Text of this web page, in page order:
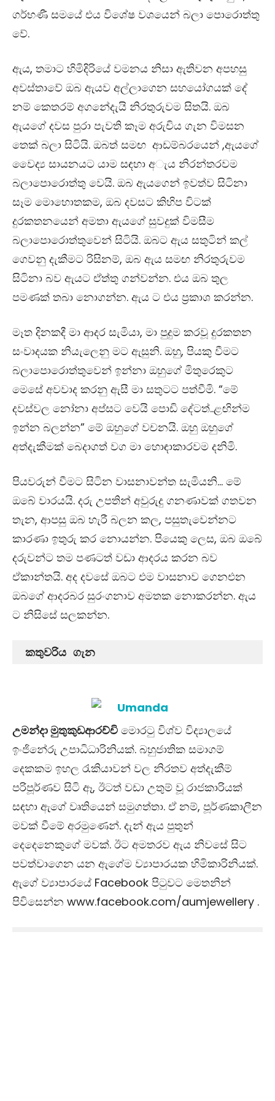
ගර්භණී සමයේ එය විශේෂ වශයෙන් බලා පොරොත්තු
වේ.
ඇය, තමාට හිමිදිරියේ වමනය නිසා ඇතිවන අපහසු
අවස්තාවේ ඔබ ඇයව අල්ලාගෙන සහයෝගයක් දේ
නම් කෙතරම් අගනේදැයි නිරතුරුවම සිතයි. ඔබ​
ඇයගේ දවස පුරා පැවති කෑම අරුචිය ගැන විමසන
තෙක් බලා සිටියි. ඔබත් සමඟ ආඩම්බරයෙන් ,ඇයගේ
වෛද්‍ය සායනයට යාම සඳහා අැය නිරන්තරවම
බලාපොරොත්තු වෙයි. ඔබ ඇයගෙන් ඉවත්ව සිටිනා
සෑම මොහොතකම​, ඔබ දවසට කිහිප විටක්
දුරකතනයෙන් අමතා ඇයගේ සුවදුක් විමසීම
බලාපොරොත්තුවෙන් සිටියි. ඔබට ඇය සතුටින් කල්
ගෙවනු දැකීමට රිසිනම්, ඔබ ඇය සමඟ නිරතුරුවම
සිටිනා බව ඇයට ඒත්තු ගන්වන්න​. එය ඔබ තුල
පමණක් තබා නොගන්න​. ඇය ට එය ප්‍රකාශ කරන්න​.
මෑත දිනකදී මා ආදර සැමියා, මා පුදුම කරවූ දුරකතන
සංවාදයක නියැලෙනු මට ඇසුනි. ඔහු, පියකු වීමට
බලාපොරොත්තුවෙන් ඉන්නා ඔහුගේ මිතුරෙකුට
මෙසේ අවවාද කරනු ඇසී මා සතුටට පත්වීමි. “මේ
දවස්වල නෝනා අප්සට වෙයි පොඩි දේටත්..ළඟින්ම
ඉන්න බලන්න​” මේ ඔහුගේ වචනයි. ඔහු ඔහුගේ
අත්දැකීමක් බෙදාගත් වග මා හොඳාකාරවම දනිමි.
පියවරුන් වීමට සිටින වාසනාවන්ත සැමියනි… මේ
ඔබේ වාරයයි. දරු උපතින් අවුරුදු ගනණාවක් ගතවන
තැන​, ආපසු ඔබ හැරී බලන කල, පසුතැවෙන්නට
කාරණා ඉතුරු කර නොයන්න​. පියෙකු ලෙස​, ඔබ ඔබේ
දරුවන්ට තම පණටත් වඩා ආදරය කරන බව
ඒකාන්තයි. අද දවසේ ඔබට එම වාසනාව ගෙනඑන
ඔබගේ ආදරබර සුරංගනාව අමතක නොකරන්න​. ඇය
ට නිසිසේ සලකන්න​.
කතුවරිය ගැන
උමන්දා මුතුකුඩආරච්චි මොරටු විශ්ව විද්‍යාලයේ
ඉංජිනේරු උපාධිධාරිනියක්. බහුජාතික සමාගම්
දෙකකම ඉහල රැකියාවන් වල නිරතව අත්දැකීම්
පරිපූර්ණව සිටි ඈ, ඊටත් වඩා උතුම් වූ රාජකාරියක්
සඳහා ඇගේ වෘතියෙන් සමුගත්තා. ඒ නම්, පූර්ණකාලීන
මවක් වීමේ අරමුණෙන්. දැන් ඇය පුතුන්
දෙදෙනෙකුගේ මවක්. ඊට අමතරව ඇය නිවසේ සිට
පවත්වාගෙන යන ඇගේම ව්‍යාපාරයක හිමිකාරිනියක්.
ඇගේ ව්‍යාපාරයේ Facebook පිටුවට මෙතනින්
පිවිසෙන්න www.facebook.com/aumjewellery .